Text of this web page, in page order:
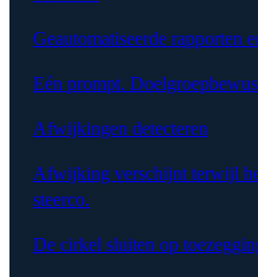
Geautomatiseerde rapporten
Eén prompt.
Afwijkingen detecteren
Afwijking verschijnt terwijl
steerco.
De cirkel sluiten op